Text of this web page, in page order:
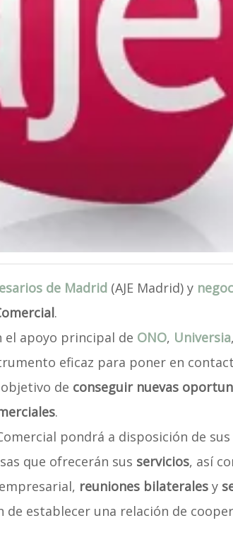
de Madrid(AJE Madrid) y
.
el apoyo principal de ONO, Universia,
eficaz para poner en
de conseguir nuevas
.
pondrá a disposición de
que ofrecerán sus servicios, así
reuniones bilateralesy
de establecer una relación de